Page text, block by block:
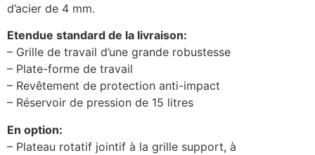
d’acier de 4 mm.
Etendue standard de la livraison:
– Grille de travail d’une grande robustesse
– Plate-forme de travail
– Revêtement de protection anti-impact
– Réservoir de pression de 15 litres
En option:
– Plateau rotatif jointif à la grille support, à